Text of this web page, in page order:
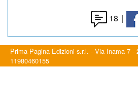
18 |
Prima Pagina Edizioni s.r.l. - Via Inama 7 -
11980460155